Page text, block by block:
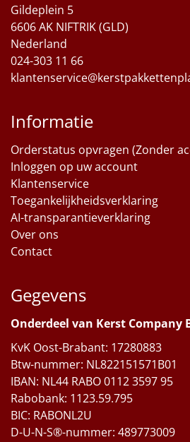
Gildeplein 5
6606 AK NIFTRIK (GLD)
Nederland
024-303 11 66
Informatie
Orderstatus opvragen (Zonder
Inloggen op uw account
Klantenservice
Toegankelijkheidsverklaring
AI-transparantieverklaring
Over ons
Contact
Gegevens
Onderdeel van Kerst Company
KvK Oost-Brabant: 17280883
Btw-nummer: NL822151571B01
IBAN: NL44 RABO 0112 3597 95
Rabobank: 1123.59.795
BIC: RABONL2U
D-U-N-S®-nummer: 489773009